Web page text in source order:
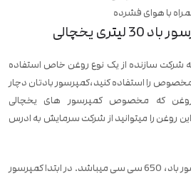
با هوای فشرده
یخچالی
شرکت سازنده از یک نوع روغن خاص استفاده
را استفاده کنید،کمپرسور بادتان دچار
که مخصوص کمپرسور های یخچالی
روغن را میتوانید از شرکت سرمایش به ادرس
میزان روغن مورد نیاز این کمپرسور باد، 650 سی سی میباشد. در ابتدا کمپرسور